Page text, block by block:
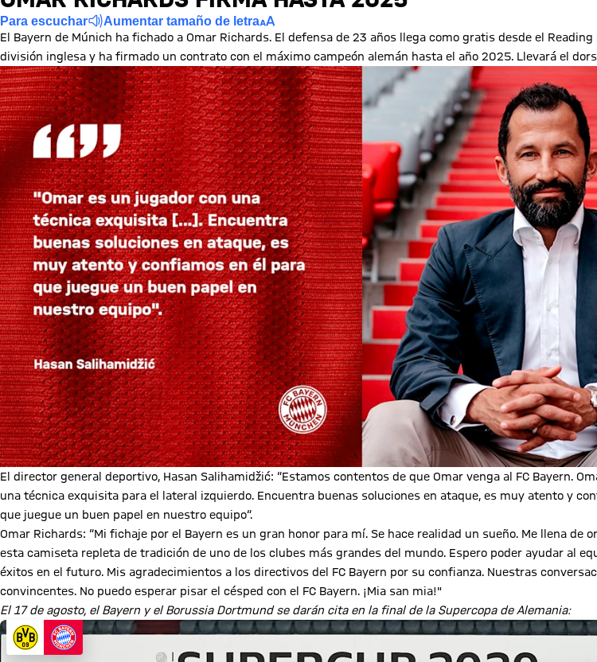
Para escuchar Aumentar tamaño de letra
El Bayern de Múnich ha fichado a Omar Richards. El defensa de 23 años llega como gratis desde el Reading
división inglesa y ha firmado un contrato con el máximo campeón alemán hasta el año 2025. Llevará el
El director general deportivo, Hasan Salihamidžić: “Estamos contentos de que Omar venga al FC Bayern.
una técnica exquisita para el lateral izquierdo. Encuentra buenas soluciones en ataque, es muy atento y
que juegue un buen papel en nuestro equipo“.
Omar Richards: “Mi fichaje por el Bayern es un gran honor para mí. Se hace realidad un sueño. Me llena de
esta camiseta repleta de tradición de uno de los clubes más grandes del mundo. Espero poder ayudar al
éxitos en el futuro. Mis agradecimientos a los directivos del FC Bayern por su confianza. Nuestras
convincentes. No puedo esperar pisar el césped con el FC Bayern. ¡Mia san mia!"
El 17 de agosto, el Bayern y el Borussia Dortmund se darán cita en la final de la Supercopa de Alemania: